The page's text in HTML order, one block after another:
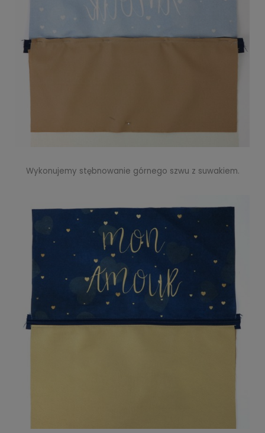
Wykonujemy stębnowanie górnego szwu z suwakiem.